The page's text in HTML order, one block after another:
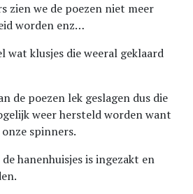
zien we de poezen niet meer
worden enz…
wat klusjes die weeral geklaard
de poezen lek geslagen dus die
weer hersteld worden want
spinners.
hanenhuisjes is ingezakt en